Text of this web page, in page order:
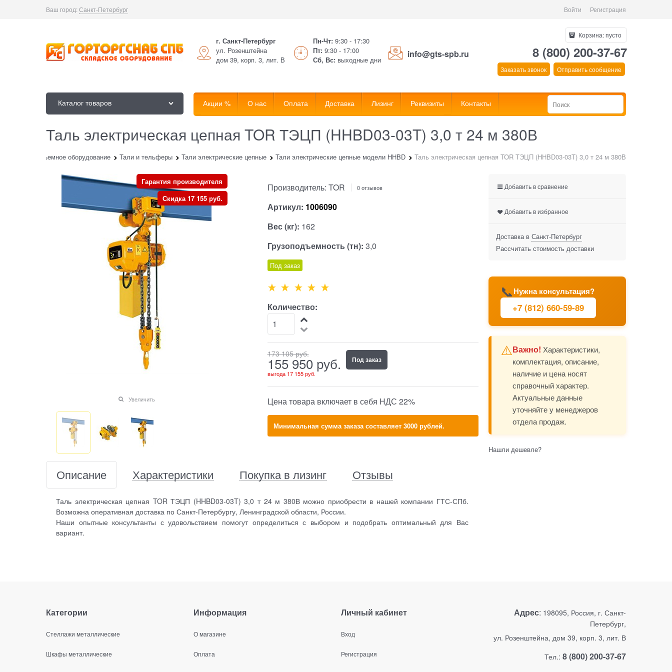
Ваш город:Санкт-Петербург Войти Регистрация
г. Санкт-Петербург
ул. Розенштейна
дом 39, корп. 3, лит. В
Пн-Чт: 9:30 - 17:30
Пт: 9:30 - 17:00
Сб, Вс: выходные дни
info@gts-spb.ru
Корзина:пусто
8 (800) 200-37-67
Заказать звонок Отправить сообщение
Каталог товаров Акции % О нас Оплата Доставка Лизинг Реквизиты Контакты
Таль электрическая цепная TOR ТЭЦП (HHBD03-03T) 3,0 т 24 м 380В
Грузоподъемное оборудование Тали и тельферы Тали электрические цепные Тали электрические цепные модели HHBD Таль электрическая цепная TOR ТЭЦП (HHBD03-03T) 3,0 т 24 м 380В
Гарантия производителя
Скидка 17 155 руб.
Увеличить
Производитель: TOR 0 отзывов
Артикул: 1006090
Вес (кг): 162
Грузоподъемность (тн): 3,0
Под заказ
Количество:
173 105 руб.
155 950 руб.
выгода 17 155 руб.
Под заказ
Цена товара включает в себя НДС 22%
Минимальная сумма заказа составляет 3000 рублей.
Описание Характеристики Покупка в лизинг Отзывы
Таль электрическая цепная TOR ТЭЦП (HHBD03-03T) 3,0 т 24 м 380В можно приобрести в нашей компании ГТС-СПб.
Возможна оперативная доставка по Санкт-Петербургу, Ленинградской области, России.
Наши опытные консультанты с удовольствием помогут определиться с выбором и подобрать оптимальный для Вас
вариант.
📞Нужна консультация?
+7 (812) 660-59-89
⚠️Важно! Характеристики,
комплектация, описание,
наличие и цена носят
справочный характер.
Актуальные данные
уточняйте у менеджеров
отдела продаж.
Добавить в сравнение
Добавить в избранное
Доставка в Санкт-Петербург
Рассчитать стоимость доставки
Нашли дешевле?
Категории
Стеллажи металлические
Шкафы металлические
Информация
О магазине
Оплата
Личный кабинет
Вход
Регистрация
Адрес: 198095, Россия, г. Санкт-
Петербург,
ул. Розенштейна, дом 39, корп. 3, лит. В
Тел.: 8 (800) 200-37-67